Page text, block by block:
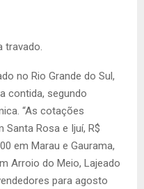
travado.
no Rio Grande do Sul,
contida, segundo
“As cotações
Santa Rosa e Ijuí, R$
em Marau e Gaurama,
Arroio do Meio, Lajeado
para agosto